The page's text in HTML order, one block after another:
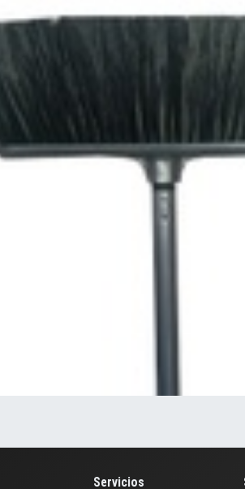
Servicios